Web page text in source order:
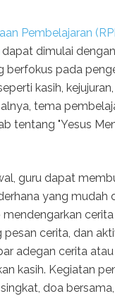
Pembelajaran
dapat dimulai
berfokus pada
kasih,
tema
tentang "Yesus
guru dapat
yang mudah
pesan cerita, dan
adegan cerita
kasih. Kegiatan
doa